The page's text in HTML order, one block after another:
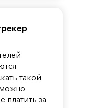
такой
платить за